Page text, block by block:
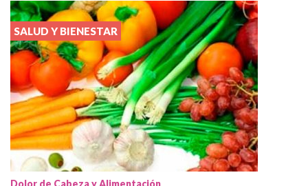
SALUD Y BIENESTAR
Dolor de Cabeza y Alimentación